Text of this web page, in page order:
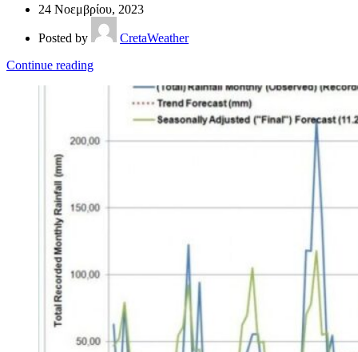
24 Νοεμβρίου, 2023
Posted by
CretaWeather
Continue reading